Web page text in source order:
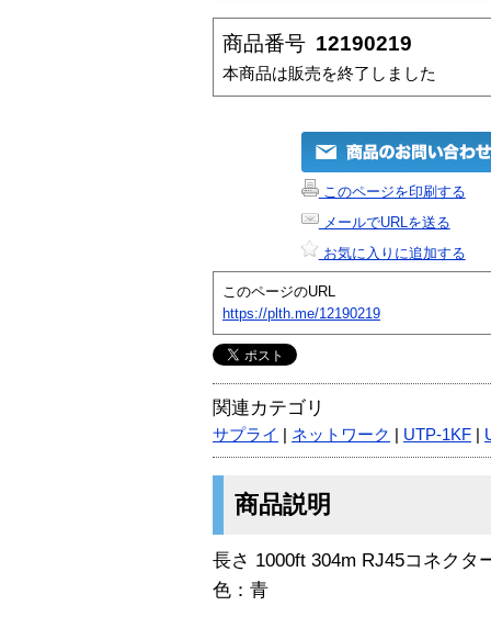
商品番号 12190219
本商品は販売を終了しました
このページを印刷する
メールでURLを送る
お気に入りに追加する
このページのURL
https://plth.me/12190219
関連カテゴリ
サプライ ネットワーク UTP-1KF
商品説明
長さ 1000ft 304m RJ45コネクタ
色：青